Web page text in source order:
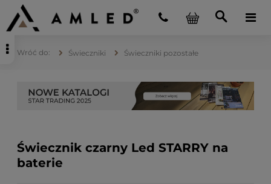
Świeczniki Świeczniki pozostałe
Świecznik czarny Led STARRY na
baterie